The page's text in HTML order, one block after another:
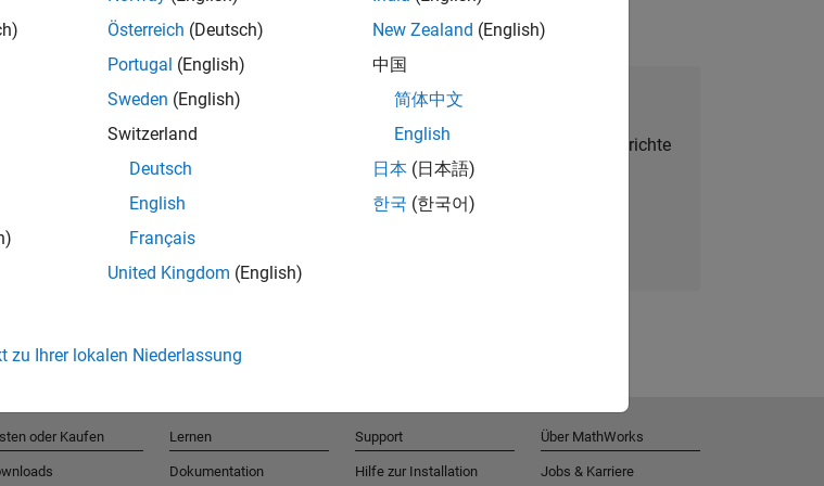
Talent Network beitreten
Erhalten Sie personalisierte Stellenangebote, Berichte
und Unternehmensneuigkeiten.
Österreich (Deutsch)
Portugal (English)
Sweden (English)
Switzerland
Deutsch
English
Français
United Kingdom (English)
New Zealand (English)
中国
简体中文
English
日本 (日本語)
한국 (한국어)
zu Ihrer lokalen Niederlassung
oder Kaufen Lernen
Dokumentation
Support
Hilfe zur Installation
Über MathWorks
Jobs & Karriere